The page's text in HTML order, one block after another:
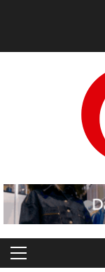
Primary